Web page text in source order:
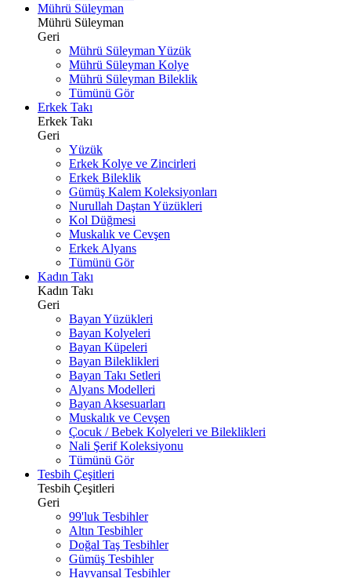
Mührü Süleyman
Mührü Süleyman
Geri
Mührü Süleyman Yüzük
Mührü Süleyman Kolye
Mührü Süleyman Bileklik
Tümünü Gör
Erkek Takı
Erkek Takı
Geri
Yüzük
Erkek Kolye ve Zincirleri
Erkek Bileklik
Gümüş Kalem Koleksiyonları
Nurullah Daştan Yüzükleri
Kol Düğmesi
Muskalık ve Cevşen
Erkek Alyans
Tümünü Gör
Kadın Takı
Kadın Takı
Geri
Bayan Yüzükleri
Bayan Kolyeleri
Bayan Küpeleri
Bayan Bileklikleri
Bayan Takı Setleri
Alyans Modelleri
Bayan Aksesuarları
Muskalık ve Cevşen
Çocuk / Bebek Kolyeleri ve Bileklikleri
Nali Şerif Koleksiyonu
Tümünü Gör
Tesbih Çeşitleri
Tesbih Çeşitleri
Geri
99'luk Tesbihler
Altın Tesbihler
Doğal Taş Tesbihler
Gümüş Tesbihler
Hayvansal Tesbihler